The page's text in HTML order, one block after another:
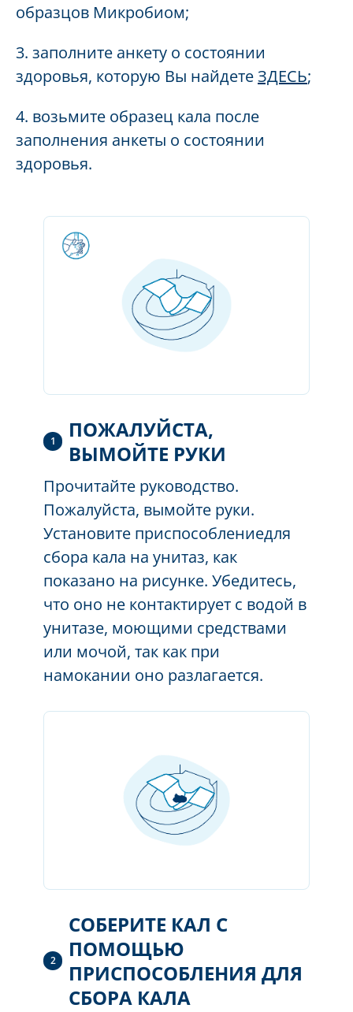
образцов Микробиом;
3. заполните анкету о состоянии
здоровья, которую Вы найдетеЗДЕСЬ;
4. возьмите образец кала после
заполнения анкеты о состоянии
здоровья.
1
ПОЖАЛУЙСТА,
ВЫМОЙТЕ РУКИ
Прочитайте руководство.
Пожалуйста, вымойте руки.
Установите приспособлениедля
сбора кала на унитаз, как
показано на рисунке. Убедитесь,
что оно не контактирует с водой в
унитазе, моющими средствами
или мочой, так как при
намокании оно разлагается.
2
СОБЕРИТЕ КАЛ С
ПОМОЩЬЮ
ПРИСПОСОБЛЕНИЯ ДЛЯ
СБОРА КАЛА